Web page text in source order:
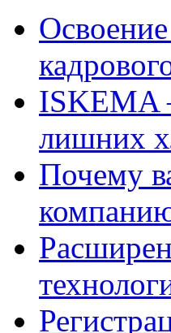
ISKEMA
лишних
Почему